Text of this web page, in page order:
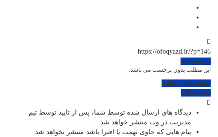
https://ofoqyazd.ir/?p=146
برچسب ها
این مطلب بدون برچسب می باشد.
نوشته های مشابه
ثبت دیدگاه
دیدگاه های ارسال شده توسط شما، پس از تایید توسط تیم
مدیریت در وب منتشر خواهد شد.
پیام هایی که حاوی تهمت یا افترا باشد منتشر نخواهد شد.